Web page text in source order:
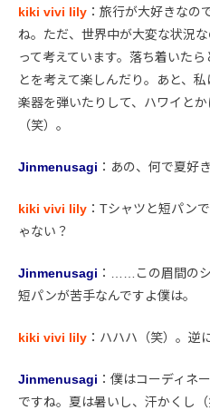
kiki vivi lily ：旅行が大好きなの
ね。ただ、世界中が大変な状況
って考えています。落ち着いた
とを考えて楽しんだり。あと、
楽器を弾いたりして、ハワイと
（笑）。
Jinmenusagi ：あの、何で夏好
kiki vivi lily ：Tシャツと短パン
ゃない？
Jinmenusagi ：……この眉間の
短パンが苦手なんですよ僕は。
kiki vivi lily ：ハハハ（笑）。逆
Jinmenusagi ：僕はコーディネ
ですね。夏は暑いし、汗かくし（